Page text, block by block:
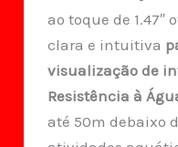
ao toque de 1.47″
clara e intuitiva
visualização de
Resistência à
até 50m debaixo